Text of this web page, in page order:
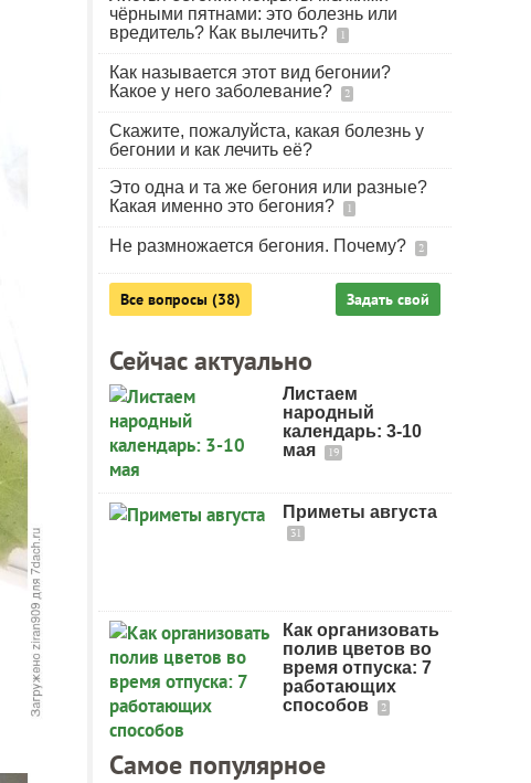
чёрными пятнами: это болезнь или
вредитель? Как вылечить?
1
Как называется этот вид бегонии?
Какое у него заболевание?
2
Скажите, пожалуйста, какая болезнь у
бегонии и как лечить её?
Это одна и та же бегония или разные?
Какая именно это бегония?
1
Не размножается бегония. Почему? 2
Все вопросы (38) Задать свой
Сейчас актуально
Листаем
народный
календарь: 3-10
мая
19
Приметы августа
31
Как организовать
полив цветов во
время отпуска: 7
работающих
способов
2
Самое популярное